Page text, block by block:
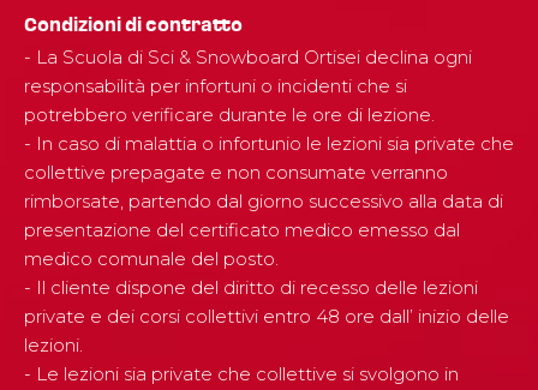
Condizioni di contratto
- La Scuola di Sci & Snowboard Ortisei declina ogni
responsabilità per infortuni o incidenti che si
potrebbero verificare durante le ore di lezione.
- In caso di malattia o infortunio le lezioni sia private che
collettive prepagate e non consumate verranno
rimborsate, partendo dal giorno successivo alla data di
presentazione del certificato medico emesso dal
medico comunale del posto.
- Il cliente dispone del diritto di recesso delle lezioni
private e dei corsi collettivi entro 48 ore dall’ inizio delle
lezioni.
- Le lezioni sia private che collettive si svolgono in